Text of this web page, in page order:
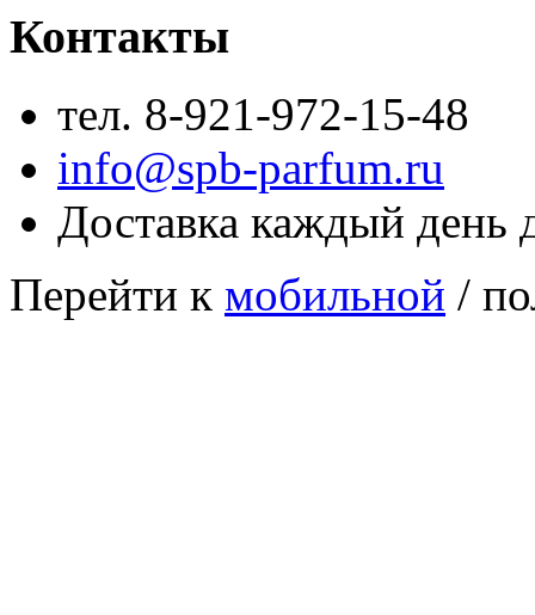
Контакты
тел. 8-921-972-15-48
info@spb-parfum.ru
Доставка каждый день
Перейти к мобильной /